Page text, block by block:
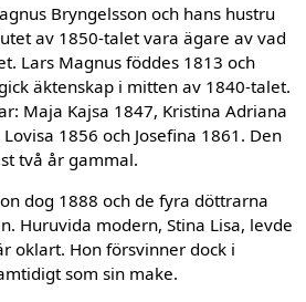
Bryngelsson och hans hustru
av 1850-talet vara ägare av vad
Lars Magnus föddes 1813 och
äktenskap i mitten av 1840-talet.
Maja Kajsa 1847, Kristina Adriana
1856 och Josefina 1861. Den
två år gammal.
dog 1888 och de fyra döttrarna
Huru­vida modern, Stina Lisa, levde
oklart. Hon försvinner dock i
som sin make.